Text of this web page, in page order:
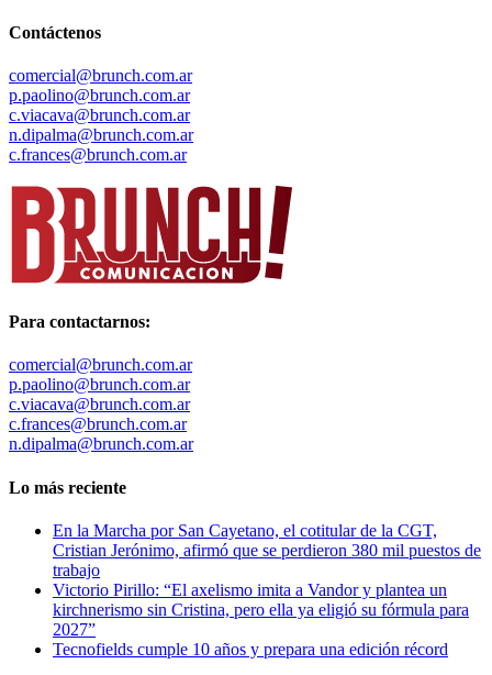
Contáctenos
comercial@brunch.com.ar
p.paolino@brunch.com.ar
c.viacava@brunch.com.ar
n.dipalma@brunch.com.ar
c.frances@brunch.com.ar
Para contactarnos:
comercial@brunch.com.ar
p.paolino@brunch.com.ar
c.viacava@brunch.com.ar
c.frances@brunch.com.ar
n.dipalma@brunch.com.ar
Lo más reciente
En la Marcha por San Cayetano, el cotitular de la CGT,
Cristian Jerónimo, afirmó que se perdieron 380 mil puestos de
trabajo
Victorio Pirillo: “El axelismo imita a Vandor y plantea un
kirchnerismo sin Cristina, pero ella ya eligió su fórmula para
2027”
Tecnofields cumple 10 años y prepara una edición récord